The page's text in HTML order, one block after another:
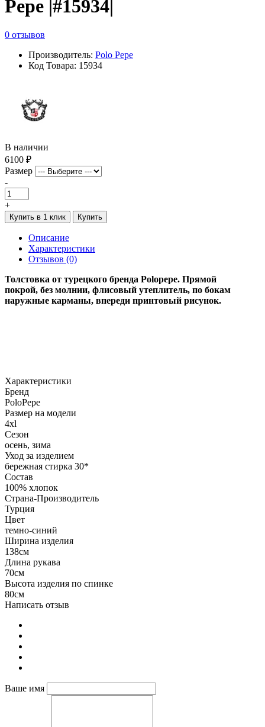
Pepe |#15934|
0 отзывов
Производитель: Polo Pepe
Код Товара: 15934
В наличии
6100 ₽
Размер
-
+
Купить в 1 клик Купить
Описание
Характеристики
Отзывов (0)
Толстовка от турецкого бренда Polopepe. Прямой
покрой, без молнии, флисовый утеплитель, по бокам
наружные карманы, впереди принтовый рисунок.
Характеристики
Бренд
PoloPepe
Размер на модели
4xl
Сезон
осень, зима
Уход за изделием
бережная стирка 30*
Состав
100% хлопок
Страна-Производитель
Турция
Цвет
темно-синий
Ширина изделия
138см
Длина рукава
70см
Высота изделия по спинке
80см
Написать отзыв
Ваше имя